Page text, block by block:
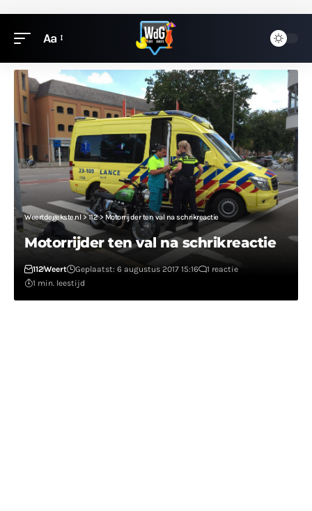
Aa
Weertdegekste.nl>112> Motorrijder ten val na schrikreactie
Motorrijder ten val na schrikreactie
112Weert Geplaatst: 6 augustus 2017 15:16
1 reactie
1 min. leestijd